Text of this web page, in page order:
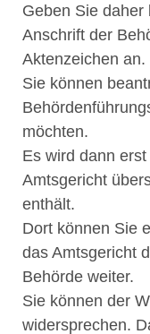
Geben Sie daher
Anschrift der
Aktenzeichen an.
Sie können
möchten.
Es wird dann
Amtsgericht
enthält.
Dort können Sie
das Amtsgericht
Behörde weiter.
Sie können der
widersprechen.